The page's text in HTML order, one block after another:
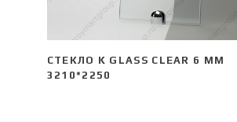
СТЕКЛО K GLASS CLEAR 6 ММ
3210*2250